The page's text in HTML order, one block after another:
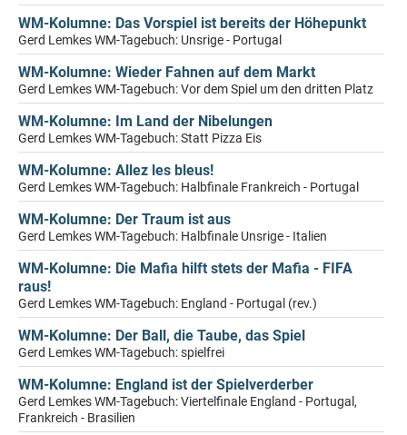
WM-Kolumne: Das Vorspiel ist bereits der Höhepunkt
Gerd Lemkes WM-Tagebuch: Unsrige - Portugal
WM-Kolumne: Wieder Fahnen auf dem Markt
Gerd Lemkes WM-Tagebuch: Vor dem Spiel um den dritten Platz
WM-Kolumne: Im Land der Nibelungen
Gerd Lemkes WM-Tagebuch: Statt Pizza Eis
WM-Kolumne: Allez les bleus!
Gerd Lemkes WM-Tagebuch: Halbfinale Frankreich - Portugal
WM-Kolumne: Der Traum ist aus
Gerd Lemkes WM-Tagebuch: Halbfinale Unsrige - Italien
WM-Kolumne: Die Mafia hilft stets der Mafia - FIFA
raus!
Gerd Lemkes WM-Tagebuch: England - Portugal (rev.)
WM-Kolumne: Der Ball, die Taube, das Spiel
Gerd Lemkes WM-Tagebuch: spielfrei
WM-Kolumne: England ist der Spielverderber
Gerd Lemkes WM-Tagebuch: Viertelfinale England - Portugal,
Frankreich - Brasilien